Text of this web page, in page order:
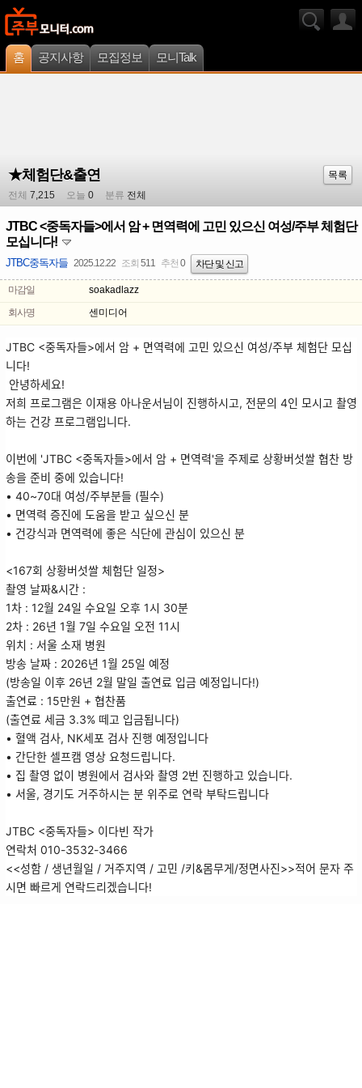
홈 공지사항 모집정보 모니Talk
★체험단&출연
목록
전체 7,215 오늘 0 분류 전체
JTBC <중독자들>에서 암 + 면역력에 고민 있으신 여성/주부 체험단
모십니다!
JTBC중독자들 2025.12.22 조회 511 추천 0 차단 및 신고
마감일
soakadlazz
회사명
센미디어
JTBC <중독자들>에서 암 + 면역력에 고민 있으신 여성/주부 체험단 모십
니다!
안녕하세요!
저희 프로그램은 이재용 아나운서님이 진행하시고, 전문의 4인 모시고 촬영
하는 건강 프로그램입니다.
이번에 'JTBC <중독자들>에서 암 + 면역력'을 주제로 상황버섯쌀 협찬 방
송을 준비 중에 있습니다!
• 40~70대 여성/주부분들 (필수)
• 면역력 증진에 도움을 받고 싶으신 분
• 건강식과 면역력에 좋은 식단에 관심이 있으신 분
<167회 상황버섯쌀 체험단 일정>
촬영 날짜&시간 :
1차 : 12월 24일 수요일 오후 1시 30분
2차 : 26년 1월 7일 수요일 오전 11시
위치 : 서울 소재 병원
방송 날짜 : 2026년 1월 25일 예정
(방송일 이후 26년 2월 말일 출연료 입금 예정입니다!)
출연료 : 15만원 + 협찬품
(출연료 세금 3.3% 떼고 입금됩니다)
• 혈액 검사, NK세포 검사 진행 예정입니다
• 간단한 셀프캠 영상 요청드립니다.
• 집 촬영 없이 병원에서 검사와 촬영 2번 진행하고 있습니다.
• 서울, 경기도 거주하시는 분 위주로 연락 부탁드립니다
JTBC <중독자들> 이다빈 작가
연락처 010-3532-3466
<<성함 / 생년월일 / 거주지역 / 고민 /키&몸무게/정면사진>>적어 문자 주
시면 빠르게 연락드리겠습니다!